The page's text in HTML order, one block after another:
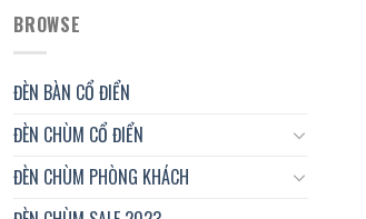
BROWSE
ĐÈN BÀN CỔ ĐIỂN
ĐÈN CHÙM CỔ ĐIỂN
ĐÈN CHÙM PHÒNG KHÁCH